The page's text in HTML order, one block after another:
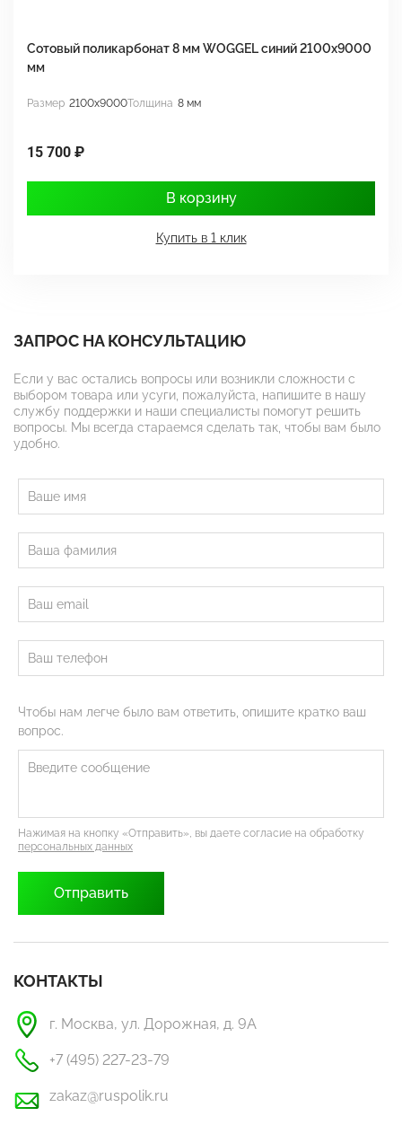
Сотовый поликарбонат 8 мм WOGGEL синий 2100х9000
мм
Размер 2100x9000Толщина 8 мм
15 700 ₽
В корзину
Купить в 1 клик
ЗАПРОС НА КОНСУЛЬТАЦИЮ
Если у вас остались вопросы или возникли сложности с
выбором товара или усуги, пожалуйста, напишите в нашу
службу поддержки и наши специалисты помогут решить
вопросы. Мы всегда стараемся сделать так, чтобы вам было
удобно.
Чтобы нам легче было вам ответить, опишите кратко ваш
вопрос.
Нажимая на кнопку «Отправить», вы даете согласие на обработку
персональных данных
КОНТАКТЫ
г. Москва, ул. Дорожная, д. 9А
+7 (495) 227-23-79
zakaz@ruspolik.ru